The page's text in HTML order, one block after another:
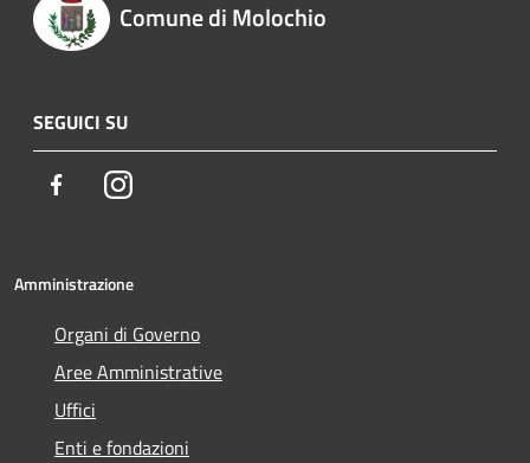
Comune di Molochio
SEGUICI SU
FacebookInstagram
Amministrazione
Organi di Governo
Aree Amministrative
Uffici
Enti e fondazioni